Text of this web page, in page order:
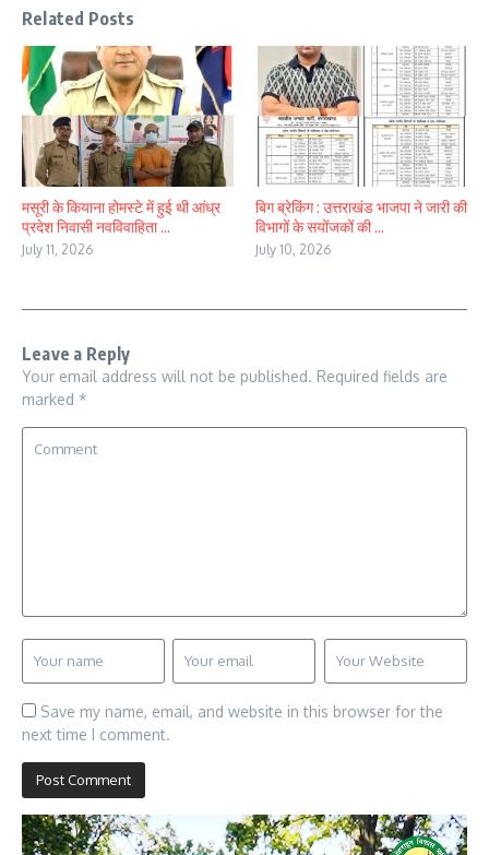
Related Posts
मसूरी के कियाना होमस्टे में हुई थी आंध्र
प्रदेश निवासी नवविवाहिता ...
July 11, 2026
बिग ब्रेकिंग : उत्तराखंड भाजपा ने जारी की
विभागों के सयोंजकों की ...
July 10, 2026
Leave a Reply
Your email address will not be published. Required fields are
marked *
Save my name, email, and website in this browser for the
next time I comment.